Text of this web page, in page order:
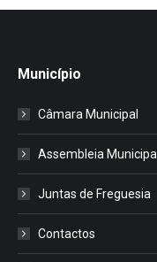
Município
Câmara Municipal
Assembleia Municipal
Juntas de Freguesia
Contactos